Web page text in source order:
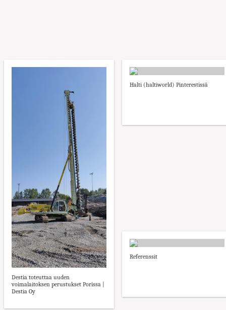
Destia toteuttaa uuden
voimalaitoksen perustukset Porissa |
Destia Oy
Halti (haltiworld) Pinterestissä
Referenssit